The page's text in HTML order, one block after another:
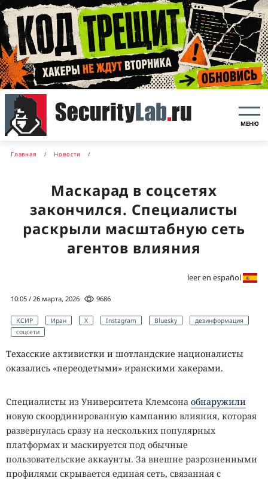
МЕНЮ
Главная Новости
Маскарад в соцсетях
закончился. Специалисты
раскрыли масштабную сеть
агентов влияния
leer en español
10:05 / 26 марта, 2026 9686
КСИР Иран X Instagram Bluesky
дезинформация
соцсети
Техасские активистки и шотландские националисты
оказались «переодетыми» иранскими хакерами.
Специалисты из Университета Клемсона обнаружили
новую скоординированную кампанию влияния, которая
развернулась сразу на нескольких популярных
платформах и маскируется под обычные
пользовательские аккаунты. За внешне разрозненными
профилями скрывается единая сеть, связанная с